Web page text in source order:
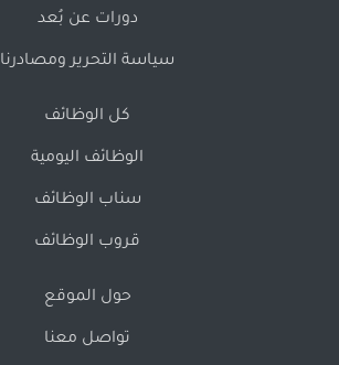
دورات عن بُعد
سياسة التحرير ومصادرنا
كل الوظائف
الوظائف اليومية
سناب الوظائف
قروب الوظائف
حول الموقع
تواصل معنا